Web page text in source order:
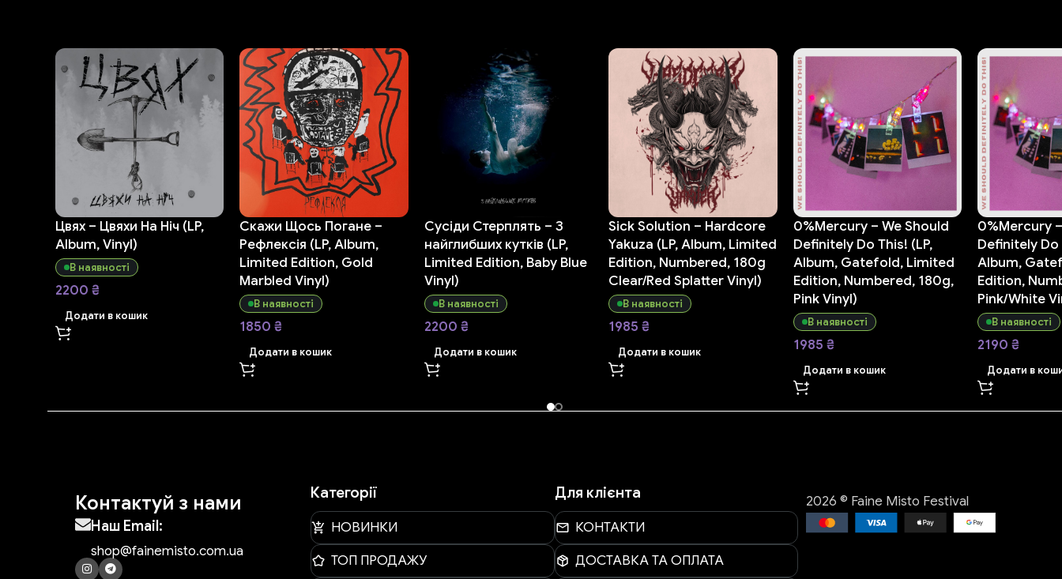
Цвях – Цвяхи На Ніч (LP,
Album, Vinyl)
В наявності
2200 ₴
Додати в кошик
Скажи Щось Погане –
Рефлексія (LP, Album,
Limited Edition, Gold
Marbled Vinyl)
В наявності
1850₴
Додати в кошик
Сусіди Стерплять – З
найглибших кутків (LP,
Limited Edition, Baby Blue
Vinyl)
В наявності
2200 ₴
Додати в кошик
Sick Solution – Hardcore
Yakuza (LP, Album, Limited
Edition, Numbered, 180g
Clear/Red Splatter Vinyl)
В наявності
1985₴
Додати в кошик
0%Mercury – We Should
Definitely Do This! (LP,
Album, Gatefold, Limited
Edition, Numbered, 180g,
Pink Vinyl)
В наявності
1985 ₴
Додати в кошик
0%Mercury
Definitely Do
Album,
Edition,
Pink/White
В наявності
2190₴
Додати в
Контактуй з нами
Наш Email:
shop@fainemisto.com.ua
Категорії
НОВИНКИ
ТОП ПРОДАЖУ
Для клієнта
КОНТАКТИ
ДОСТАВКА ТА ОПЛАТА
2026 © Faine Misto Festival